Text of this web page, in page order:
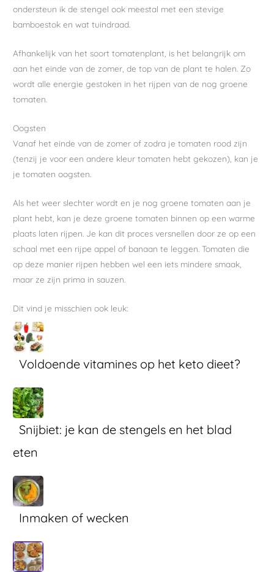
ondersteun ik de stengel ook meestal met een stevige
bamboestok en wat tuindraad.
Afhankelijk van het soort tomatenplant, is het belangrijk om
aan het einde van de zomer, de top van de plant te halen. Zo
wordt alle energie gestoken in het rijpen van de nog groene
tomaten.
Oogsten
Vanaf het einde van de zomer of zodra je tomaten rood zijn
(tenzij je voor een andere kleur tomaten hebt gekozen), kan je
je tomaten oogsten.
Als het weer slechter wordt en je nog groene tomaten aan je
plant hebt, kan je deze groene tomaten binnen op een warme
plaats laten rijpen. Je kan dit proces versnellen door ze op een
schaal met een rijpe appel of banaan te leggen. Tomaten die
op deze manier rijpen hebben wel een iets mindere smaak,
maar ze zijn prima in sauzen.
Dit vind je misschien ook leuk:
Voldoende vitamines op het keto dieet?
Snijbiet: je kan de stengels en het blad
eten
Inmaken of wecken